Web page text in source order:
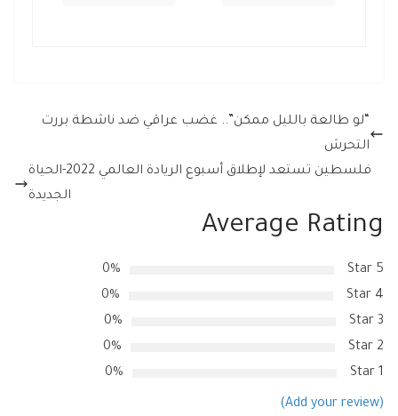
“لو طالعة بالليل ممكن”.. غضب عراقي ضد ناشطة بررت
التحرش
فلسطين تستعد لإطلاق أسبوع الريادة العالمي 2022-الحياة
الجديدة
Average Rating
5 Star
0%
4 Star
0%
3 Star
0%
2 Star
0%
1 Star
0%
(Add your review)